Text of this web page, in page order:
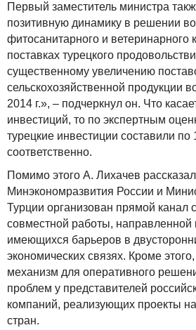
Первый заместитель министра
позитивную динамику в решении
фитосанитарного и ветеринарного
поставках турецкого
существенному увеличению
сельскохозяйственной продукции
2014 г.», – подчеркнул он. Что
инвестиций, то по экспертным
турецкие инвестиции составили
соответственно.
Помимо этого А. Лихачев
Минэкономразвития России и
Турции организован прямой канал
совместной работы, направленной
имеющихся барьеров в
экономических связях. Кроме
механизм для оперативного
проблем у представителей
компаний, реализующих проекты
стран.